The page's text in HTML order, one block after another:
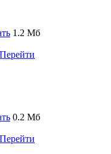
1.2 Мб
0.2 Мб